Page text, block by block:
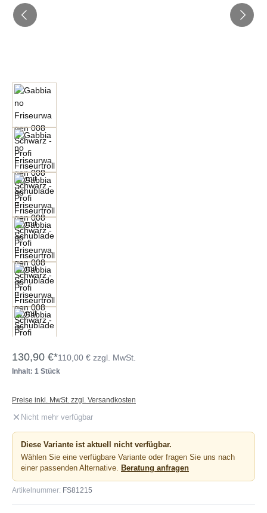
130,90 €*110,00 € zzgl. MwSt.
Inhalt: 1 Stück
Preise inkl. MwSt. zzgl. Versandkosten
Nicht mehr verfügbar
Diese Variante ist aktuell nicht verfügbar.
Wählen Sie eine verfügbare Variante oder fragen Sie uns nach
einer passenden Alternative.
Beratung anfragen
Artikelnummer: FS81215